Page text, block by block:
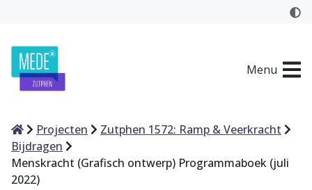
Menu
HomeProjecten
Zutphen 1572: Ramp & Veerkracht
Bijdragen
Menskracht (Grafisch ontwerp) Programmaboek (juli
2022)